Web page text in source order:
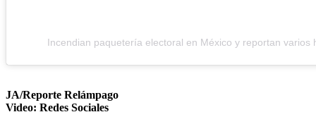
Incendian paquetería electoral en México y reportan varios
JA/Reporte Relámpago
Video: Redes Sociales